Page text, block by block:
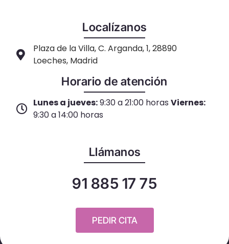
Localízanos
Plaza de la Villa, C. Arganda, 1, 28890
Loeches, Madrid
Horario de atención
Lunes a jueves:9:30 a 21:00 horas Viernes:
9:30 a 14:00 horas
Llámanos
91 885 17 75
PEDIR CITA